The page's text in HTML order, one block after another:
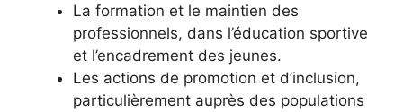
La formation et le maintien des
professionnels, dans l’éducation sportive
et l’encadrement des jeunes.
Les actions de promotion et d’inclusion,
particulièrement auprès des populations